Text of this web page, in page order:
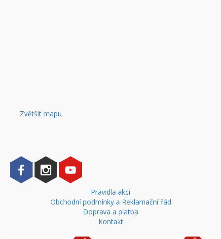
Zvětšit mapu
Pravidla akcí
Obchodní podmínky a Reklamační řád
Doprava a platba
Kontakt